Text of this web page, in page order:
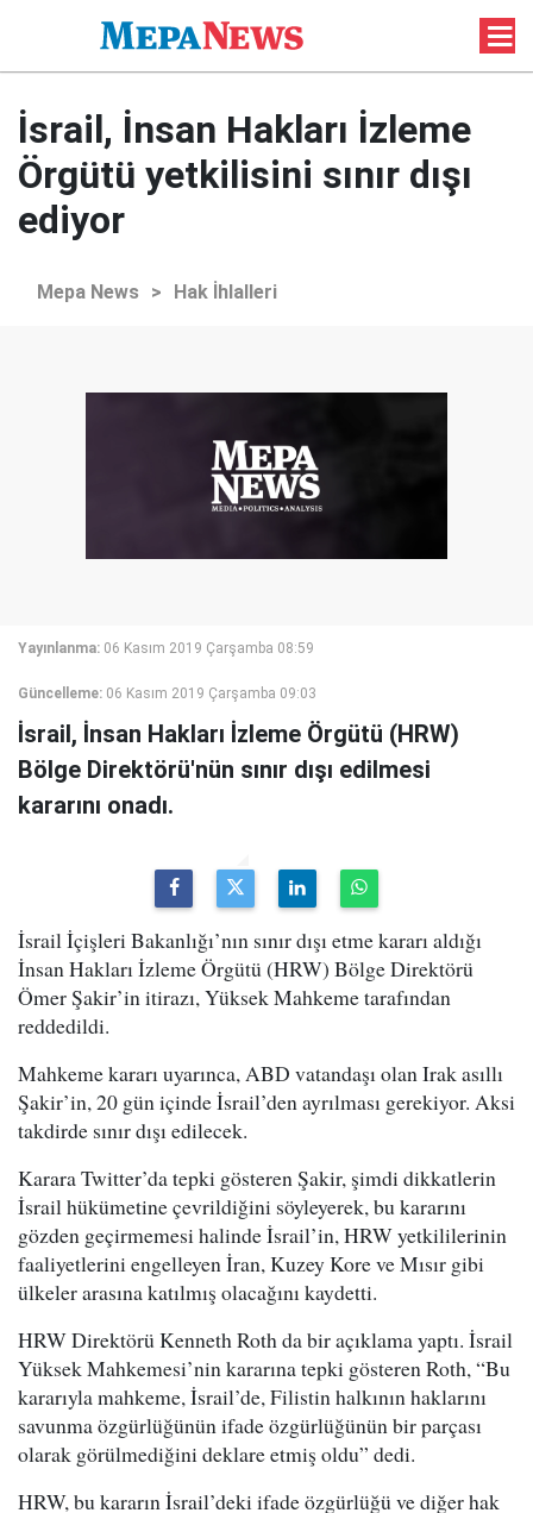
İsrail, İnsan Hakları İzleme
Örgütü yetkilisini sınır dışı
ediyor
Mepa News > Hak İhlalleri
Yayınlanma: 06 Kasım 2019 Çarşamba 08:59
Güncelleme: 06 Kasım 2019 Çarşamba 09:03
İsrail, İnsan Hakları İzleme Örgütü (HRW)
Bölge Direktörü'nün sınır dışı edilmesi
kararını onadı.
İsrail İçişleri Bakanlığı’nın sınır dışı etme kararı aldığı
İnsan Hakları İzleme Örgütü (HRW) Bölge Direktörü
Ömer Şakir’in itirazı, Yüksek Mahkeme tarafından
reddedildi.
Mahkeme kararı uyarınca, ABD vatandaşı olan Irak asıllı
Şakir’in, 20 gün içinde İsrail’den ayrılması gerekiyor. Aksi
takdirde sınır dışı edilecek.
Karara Twitter’da tepki gösteren Şakir, şimdi dikkatlerin
İsrail hükümetine çevrildiğini söyleyerek, bu kararını
gözden geçirmemesi halinde İsrail’in, HRW yetkililerinin
faaliyetlerini engelleyen İran, Kuzey Kore ve Mısır gibi
ülkeler arasına katılmış olacağını kaydetti.
HRW Direktörü Kenneth Roth da bir açıklama yaptı. İsrail
Yüksek Mahkemesi’nin kararına tepki gösteren Roth, “Bu
kararıyla mahkeme, İsrail’de, Filistin halkının haklarını
savunma özgürlüğünün ifade özgürlüğünün bir parçası
olarak görülmediğini deklare etmiş oldu” dedi.
HRW, bu kararın İsrail’deki ifade özgürlüğü ve diğer hak